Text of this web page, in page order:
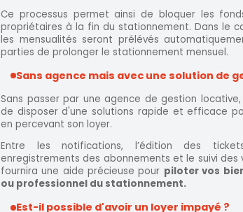
Ce processus permet ainsi de bloquer les
propriétaires à la fin du stationnement. Dans le
les mensualités seront prélévés
parties de prolonger le stationnement mensuel.
Sans agence mais avec une solution de
Sans passer par une agence de gestion
de disposer d'une solutions rapide et efficace
en percevant son loyer.
Entre les notifications, l’édition des
enregistrements des abonnements et le suivi des
fournira une aide précieuse pour piloter vos
ou professionnel du stationnement.
Est-il possible d'avoir un loyer impayé ?